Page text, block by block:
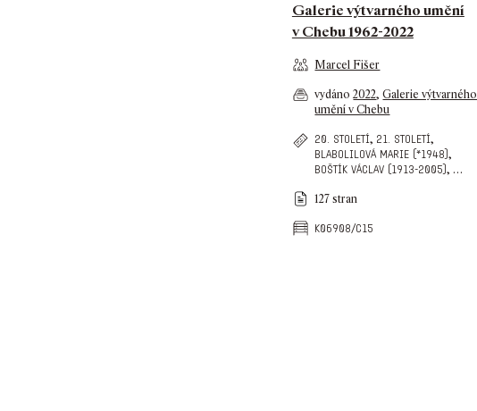
Galerie výtvarného umění
v Chebu 1962-2022
Marcel Fišer
vydáno2022,Galerie výtvarného
umění v Chebu
20. století, 21. století,
blabolilová marie (*1948),
boštík václav (1913-2005), …
127 stran
k06908/c15